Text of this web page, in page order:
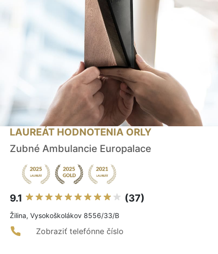
LAUREÁT HODNOTENIA ORLY
Zubné Ambulancie Europalace
9.1 (37)
Žilina, Vysokoškolákov 8556/33/B
Zobraziť telefónne číslo